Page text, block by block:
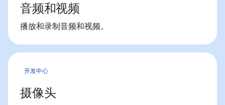
音频和视频
播放和录制音频和视频。
开发中心
摄像头